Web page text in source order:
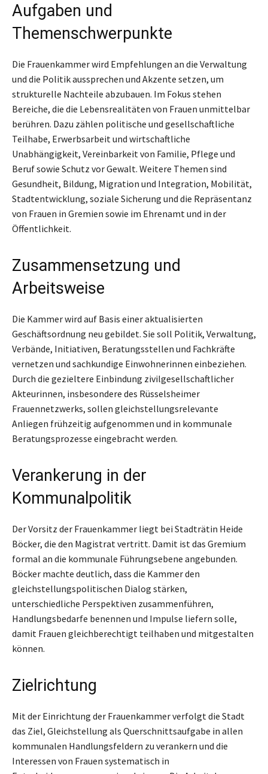
Aufgaben und
Themenschwerpunkte
Die Frauenkammer wird Empfehlungen an die Verwaltung
und die Politik aussprechen und Akzente setzen, um
strukturelle Nachteile abzubauen. Im Fokus stehen
Bereiche, die die Lebensrealitäten von Frauen unmittelbar
berühren. Dazu zählen politische und gesellschaftliche
Teilhabe, Erwerbsarbeit und wirtschaftliche
Unabhängigkeit, Vereinbarkeit von Familie, Pflege und
Beruf sowie Schutz vor Gewalt. Weitere Themen sind
Gesundheit, Bildung, Migration und Integration, Mobilität,
Stadtentwicklung, soziale Sicherung und die Repräsentanz
von Frauen in Gremien sowie im Ehrenamt und in der
Öffentlichkeit.
Zusammensetzung und
Arbeitsweise
Die Kammer wird auf Basis einer aktualisierten
Geschäftsordnung neu gebildet. Sie soll Politik, Verwaltung,
Verbände, Initiativen, Beratungsstellen und Fachkräfte
vernetzen und sachkundige Einwohnerinnen einbeziehen.
Durch die gezieltere Einbindung zivilgesellschaftlicher
Akteurinnen, insbesondere des Rüsselsheimer
Frauennetzwerks, sollen gleichstellungsrelevante
Anliegen frühzeitig aufgenommen und in kommunale
Beratungsprozesse eingebracht werden.
Verankerung in der
Kommunalpolitik
Der Vorsitz der Frauenkammer liegt bei Stadträtin Heide
Böcker, die den Magistrat vertritt. Damit ist das Gremium
formal an die kommunale Führungsebene angebunden.
Böcker machte deutlich, dass die Kammer den
gleichstellungspolitischen Dialog stärken,
unterschiedliche Perspektiven zusammenführen,
Handlungsbedarfe benennen und Impulse liefern solle,
damit Frauen gleichberechtigt teilhaben und mitgestalten
können.
Zielrichtung
Mit der Einrichtung der Frauenkammer verfolgt die Stadt
das Ziel, Gleichstellung als Querschnittsaufgabe in allen
kommunalen Handlungsfeldern zu verankern und die
Interessen von Frauen systematisch in